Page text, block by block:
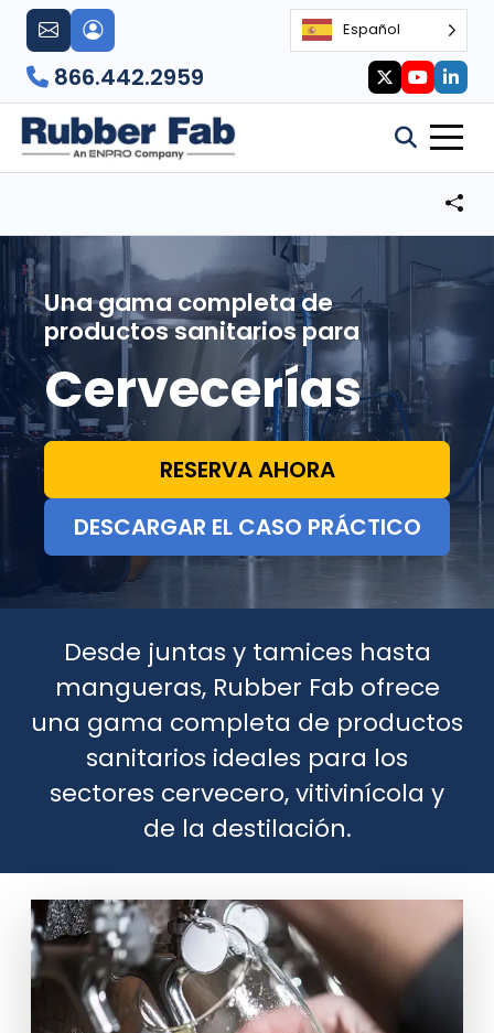
Español
866.442.2959
Una gama completa de
productos sanitarios para
Cervecerías
RESERVA AHORA
DESCARGAR EL CASO PRÁCTICO
Desde juntas y tamices hasta
mangueras, Rubber Fab ofrece
una gama completa de productos
sanitarios ideales para los
sectores cervecero, vitivinícola y
de la destilación.